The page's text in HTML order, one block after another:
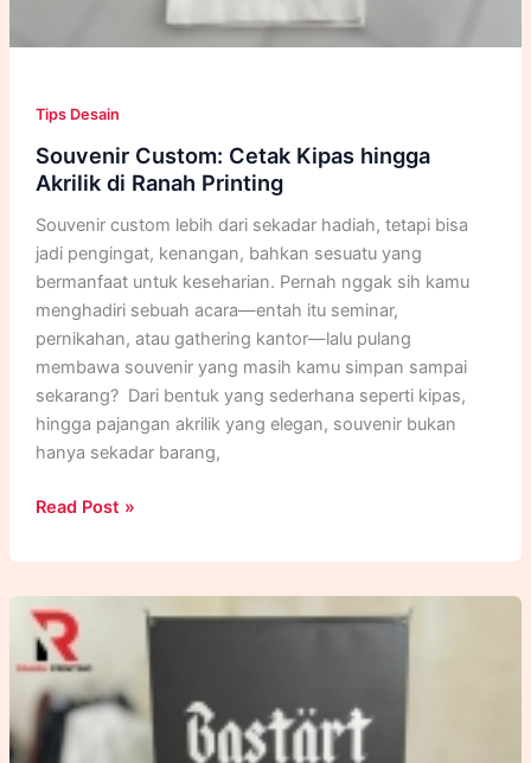
Tips Desain
Souvenir Custom: Cetak Kipas hingga
Akrilik di Ranah Printing
Souvenir custom lebih dari sekadar hadiah, tetapi bisa
jadi pengingat, kenangan, bahkan sesuatu yang
bermanfaat untuk keseharian. Pernah nggak sih kamu
menghadiri sebuah acara—entah itu seminar,
pernikahan, atau gathering kantor—lalu pulang
membawa souvenir yang masih kamu simpan sampai
sekarang? Dari bentuk yang sederhana seperti kipas,
hingga pajangan akrilik yang elegan, souvenir bukan
hanya sekadar barang,
Souvenir
Cetak
Kipas
hingga
Akrilik
di
Ranah
Printing
Read Post »